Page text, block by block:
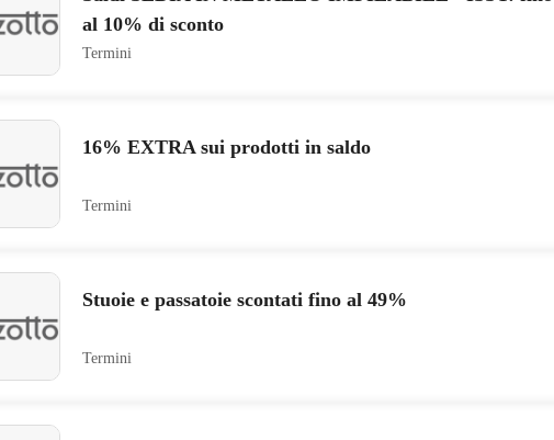
al 10% di sconto
Termini
16% EXTRA sui prodotti in saldo
Termini
Stuoie e passatoie scontati fino al 49%
Termini